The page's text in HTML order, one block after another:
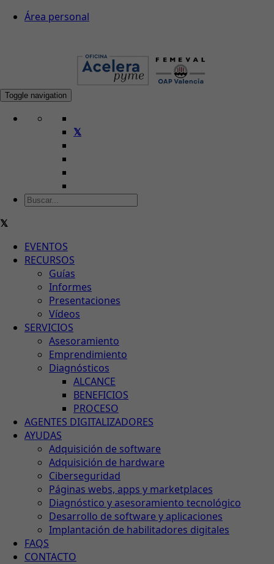
Área personal
Toggle navigation
EVENTOS
RECURSOS
Guías
Informes
Presentaciones
Vídeos
SERVICIOS
Asesoramiento
Emprendimiento
Diagnósticos
ALCANCE
BENEFICIOS
PROCESO
AGENTES DIGITALIZADORES
AYUDAS
Adquisición de software
Adquisición de hardware
Ciberseguridad
Páginas webs, apps y marketplaces
Diagnóstico y asesoramiento tecnológico
Desarrollo de software y aplicaciones
Implantación de habilitadores digitales
FAQS
CONTACTO